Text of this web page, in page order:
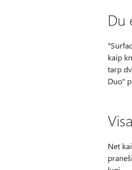
Du
kaip
tarp
Duo"
Net